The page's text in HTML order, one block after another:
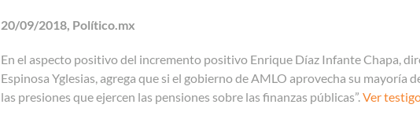
20/09/2018, Político.mx
En el aspecto positivo del incremento positivo Enrique Díaz Infante Chapa,
Espinosa Yglesias, agrega que si el gobierno de AMLO aprovecha su mayoría
las presiones que ejercen las pensiones sobre las finanzas públicas”.Ver